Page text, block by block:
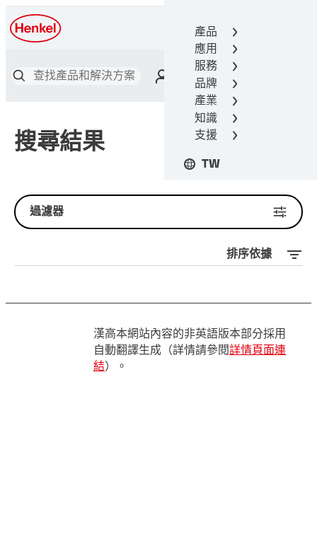
產品
應用
服務
品牌
產業
知識
支援
TW
漢高接著技術
搜尋結果
過濾器
排序依據
漢高本網站內容的非英語版本部分採用
自動翻譯生成（詳情請參閱詳情頁面連
結）。